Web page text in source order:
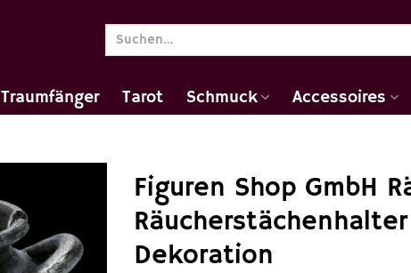
Suchen
Traumfänger Tarot Schmuck Accessoires
Figuren Shop GmbH
Dekoration